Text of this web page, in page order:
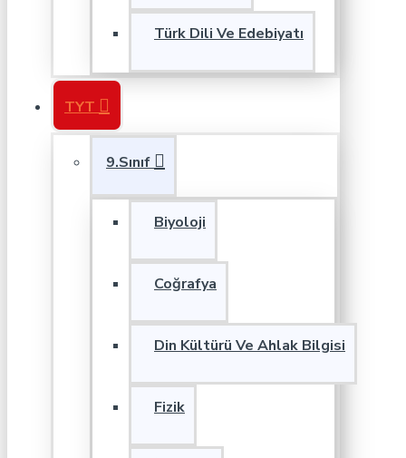
Türk Dili Ve Edebiyatı
TYT
9.Sınıf
Biyoloji
Coğrafya
Din Kültürü Ve Ahlak Bilgisi
Fizik